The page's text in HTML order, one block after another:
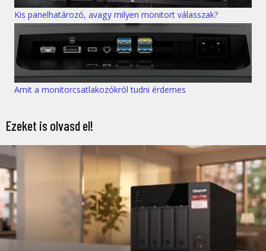
Kis panelhatározó, avagy milyen monitort válasszak?
Amit a monitorcsatlakozókról tudni érdemes
Ezeket is olvasd el!